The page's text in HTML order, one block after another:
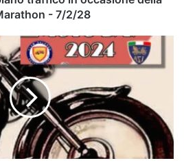
- 7/2/28